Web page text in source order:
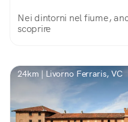
Nei dintorni nel fiume,
scoprire
24km | Livorno Ferraris, VC